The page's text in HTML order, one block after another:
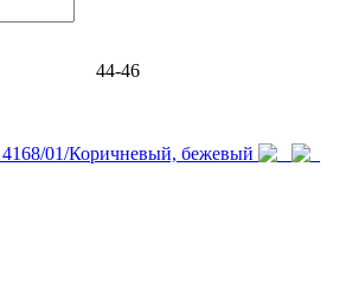
44-46